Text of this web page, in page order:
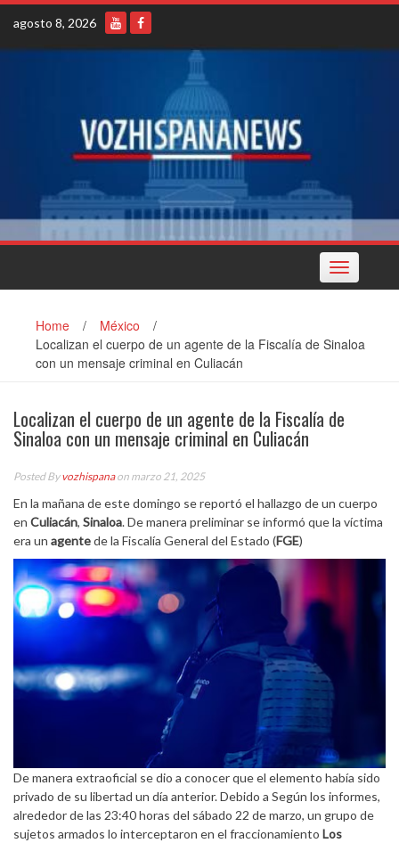
Skip
content
agosto 8, 2026
Toggle
navigation
Home / México
/
Localizan el cuerpo de un agente de la Fiscalía de Sinaloa
con un mensaje criminal en Culiacán
Localizan el cuerpo de un agente de la Fiscalía de
Sinaloa con un mensaje criminal en Culiacán
Posted Byvozhispanaon marzo 21, 2025
En la mañana de este domingo se reportó el hallazgo de un cuerpo
en Culiacán, Sinaloa. De manera preliminar se informó que la víctima
era un agentede la Fiscalía General del Estado (FGE)
De manera extraoficial se dio a conocer que el elemento había sido
privado de su libertad un día anterior. Debido a Según los informes,
alrededor de las 23:40 horas del sábado 22 de marzo, un grupo de
sujetos armados lo interceptaron en el fraccionamiento Los